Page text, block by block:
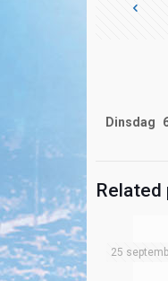
Dinsdag
Related
25